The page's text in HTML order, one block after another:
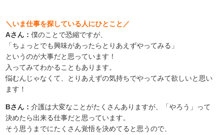
＼いま仕事を探している人にひとこと／
Aさん：僕のことで恐縮ですが、
「ちょっとでも興味があったらとりあえずやってみる」
というのが大事だと思っています！
入ってみてわかることもあります。
悩むんじゃなくて、とりあえずの気持ちでやってみて欲しいと思い
ます！
Bさん：介護は大変なことがたくさんありますが、「やろう」って
決めたら出来る仕事だと思っています。
そう思うまでにたくさん覚悟を決めてると思うので、